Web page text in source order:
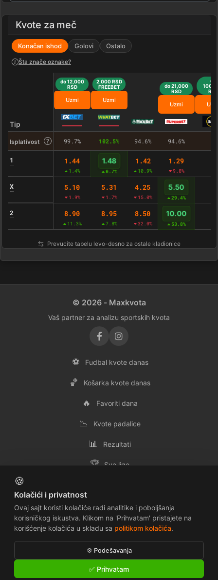
Kvote za meč
Konačan ishod Golovi Ostalo
Šta znače oznake?
Tip
do 12,000
RSD
Uzmi
2,000 RSD
FREEBET
Uzmi
do 21,000
RSD
Uzmi
do
RSD
Isplativost 99.7% 102.5% 94.6% 94.6%
1 1.44
1.4%
1.48
0.7%
1.42
10.9%
1.29
9.8%
X 5.10
1.9%
5.31
1.7%
4.25
15.0%
5.50
29.4%
2 8.90
11.3%
8.95
7.8%
8.50
32.0%
10.00
53.8%
Prevucite tabelu levo-desno za ostale kladionice
© 2026 - Maxkvota
Vaš partner za analizu sportskih kvota
⚽ Fudbal kvote danas
🏀 Košarka kvote danas
🔥 Favoriti dana
📉 Kvote padalice
📊 Rezultati
🏆 Sve lige
✉️ Kontakt
📜 Uslovi korišćenja 🔒
🍪 Politika kolačića ⚠️ Odricanje odgovornosti
🍪
Kolačići i privatnost
Ovaj sajt koristi kolačiće radi analitike i poboljšanja
korisničkog iskustva. Klikom na 'Prihvatam' pristajete na
korišćenje kolačića u skladu sa politikom kolačića.
⚙️ Podešavanja
✅ Prihvatam